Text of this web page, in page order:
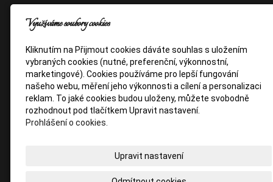
Využíváme soubory cookies
Kliknutím na Přijmout cookies dáváte souhlas s uložením
vybraných cookies (nutné, preferenční, výkonnostní,
marketingové). Cookies používáme pro lepší fungování
našeho webu, měření jeho výkonnosti a cílení a personalizaci
reklam. To jaké cookies budou uloženy, můžete svobodně
rozhodnout pod tlačítkem Upravit nastavení.
Prohlášení o cookies.
Upravit nastavení